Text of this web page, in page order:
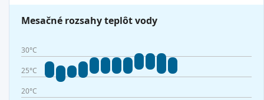
Mesačné rozsahy teplôt vody
30°C
25°C
20°C